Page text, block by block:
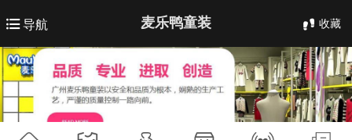
导航 麦乐鸭童装 收藏